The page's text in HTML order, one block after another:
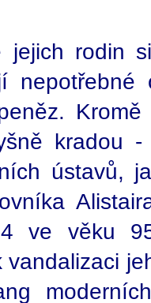
jejich rodin
kradou
ústavů,
ve věku